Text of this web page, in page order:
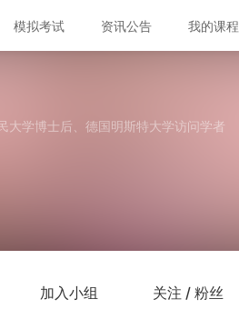
模拟考试 资讯公告 我的课程
大学博士后、德国明斯特大学访问学者
加入小组 关注 / 粉丝